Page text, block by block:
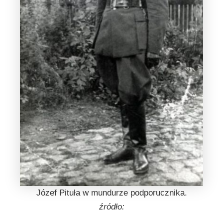
Józef Pituła w mundurze podporucznika.
źródło: